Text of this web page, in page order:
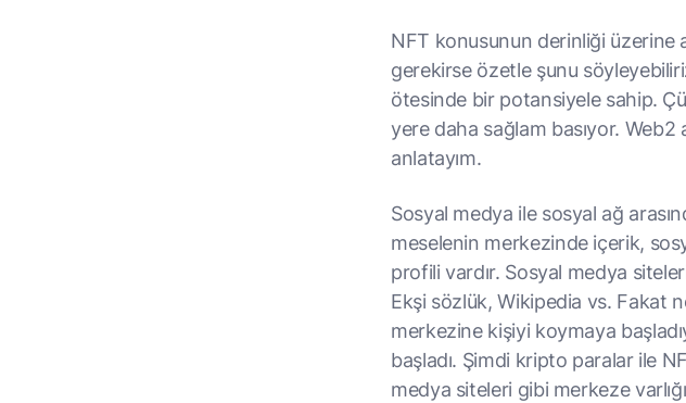
NFT konusunun derinliği üzerine
gerekirse özetle şunu
ötesinde bir potansiyele sahip.
yere daha sağlam basıyor.
anlatayım.
Sosyal medya ile sosyal ağ
meselenin merkezinde içerik,
profili vardır. Sosyal medya
Ekşi sözlük, Wikipedia vs. Fakat
merkezine kişiyi koymaya
başladı. Şimdi kripto paralar ile
medya siteleri gibi merkeze